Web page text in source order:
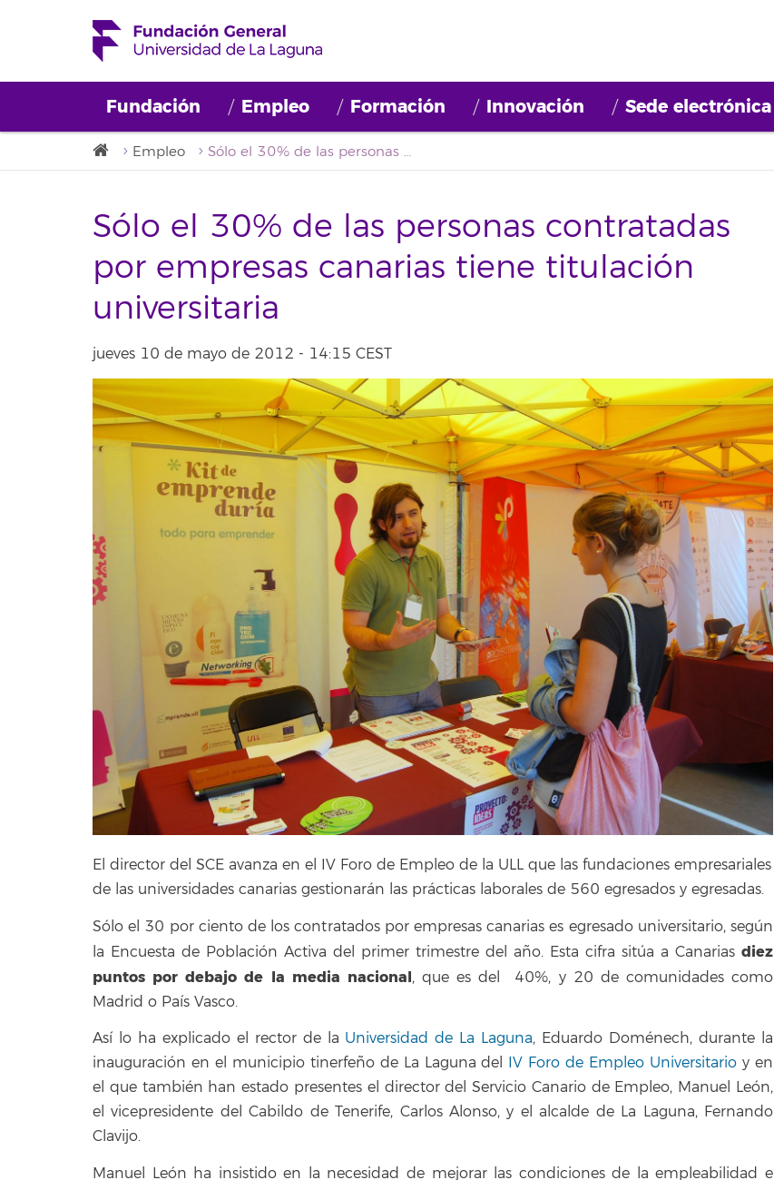
Fundación Empleo Formación Innovación Sede electrónica
Empleo Sólo el 30% de las personas contratadas por empresas canarias tiene titulación universitaria
Sólo el 30% de las personas contratadas
por empresas canarias tiene titulación
universitaria
jueves 10 de mayo de 2012 - 14:15 CEST
El director del SCE avanza en el IV Foro de Empleo de la ULL que las fundaciones empresariales
de las universidades canarias gestionarán las prácticas laborales de 560 egresados y egresadas.
Sólo el 30 por ciento de los contratados por empresas canarias es egresado universitario, según
la Encuesta de Población Activa del primer trimestre del año. Esta cifra sitúa a Canarias diez
puntos por debajo de la media nacional, que es del 40%, y 20 de comunidades como
Madrid o País Vasco.
Así lo ha explicado el rector de la Universidad de La Laguna, Eduardo Doménech, durante la
inauguración en el municipio tinerfeño de La Laguna del IV Foro de Empleo Universitario y en
el que también han estado presentes el director del Servicio Canario de Empleo, Manuel León,
el vicepresidente del Cabildo de Tenerife, Carlos Alonso, y el alcalde de La Laguna, Fernando
Clavijo.
Manuel León ha insistido en la necesidad de mejorar las condiciones de la empleabilidad e